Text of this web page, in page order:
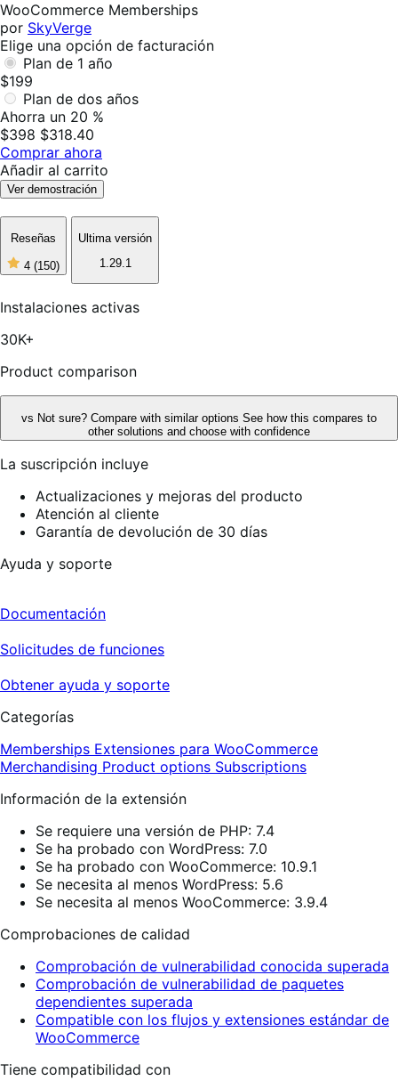
útil
WooCommerce Memberships
por SkyVerge
Elige una opción de facturación
Plan de 1 año
$199
Plan de dos años
Ahorra un 20 %
$398 $318.40
Comprar ahora
Añadir al carrito
Ver demostración
Reseñas
4 (150)
4
5
Ultima versión
1.29.1
Instalaciones activas
30K+
Product comparison
vs Not sure? Compare with similar options See how this compares to
other solutions and choose with confidence
La suscripción incluye
Actualizaciones y mejoras del producto
Atención al cliente
Garantía de devolución de 30 días
Ayuda y soporte
Documentación
Solicitudes de funciones
Obtener ayuda y soporte
Categorías
Memberships Extensiones para WooCommerce
Merchandising Product options Subscriptions
Información de la extensión
Se requiere una versión de PHP: 7.4
Se ha probado con WordPress: 7.0
Se ha probado con WooCommerce: 10.9.1
Se necesita al menos WordPress: 5.6
Se necesita al menos WooCommerce: 3.9.4
Comprobaciones de calidad
Comprobación de vulnerabilidad conocida superada
Comprobación de vulnerabilidad de paquetes
dependientes superada
Compatible con los flujos y extensiones estándar de
WooCommerce
Tiene compatibilidad con